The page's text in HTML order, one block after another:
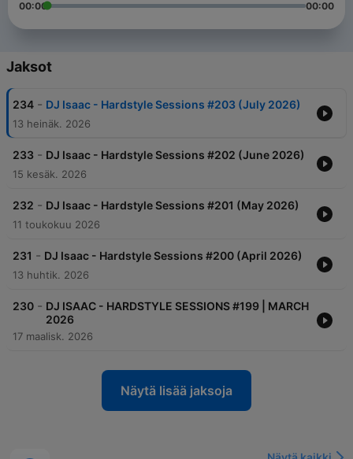
00:00 00:00
Jaksot
234 - DJ Isaac - Hardstyle Sessions #203 (July 2026)
13 heinäk. 2026
233 - DJ Isaac - Hardstyle Sessions #202 (June 2026)
15 kesäk. 2026
232 - DJ Isaac - Hardstyle Sessions #201 (May 2026)
11 toukokuu 2026
231 - DJ Isaac - Hardstyle Sessions #200 (April 2026)
13 huhtik. 2026
230 - DJ ISAAC - HARDSTYLE SESSIONS #199 | MARCH
2026
17 maalisk. 2026
Näytä lisää jaksoja